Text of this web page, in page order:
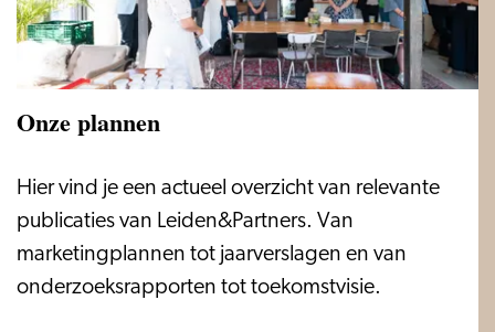
Onze plannen
Onze
plannen
Hier vind je een actueel overzicht van relevante
publicaties van Leiden&Partners. Van
marketingplannen tot jaarverslagen en van
onderzoeksrapporten tot toekomstvisie.